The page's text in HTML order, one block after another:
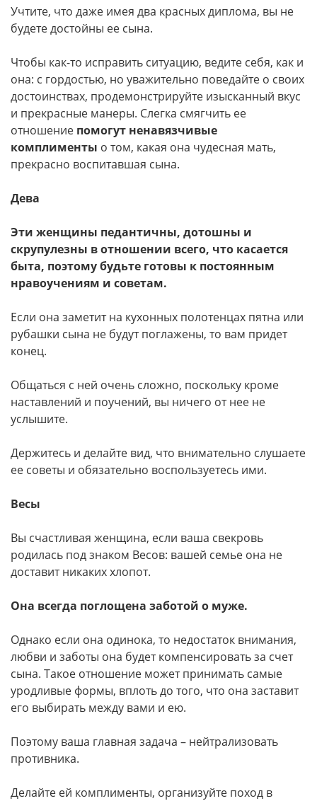
Учтите, что даже имея два красных диплома, вы не
будете достойны ее сына.
Чтобы как-то исправить ситуацию, ведите себя, как и
она: с гордостью, но уважительно поведайте о своих
достоинствах, продемонстрируйте изысканный вкус
и прекрасные манеры. Слегка смягчить ее
отношение помогут ненавязчивые
комплименты о том, какая она чудесная мать,
прекрасно воспитавшая сына.
Дева
Эти женщины педантичны, дотошны и
скрупулезны в отношении всего, что касается
быта, поэтому будьте готовы к постоянным
нравоучениям и советам.
Если она заметит на кухонных полотенцах пятна или
рубашки сына не будут поглажены, то вам придет
конец.
Общаться с ней очень сложно, поскольку кроме
наставлений и поучений, вы ничего от нее не
услышите.
Держитесь и делайте вид, что внимательно слушаете
ее советы и обязательно воспользуетесь ими.
Весы
Вы счастливая женщина, если ваша свекровь
родилась под знаком Весов: вашей семье она не
доставит никаких хлопот.
Она всегда поглощена заботой о муже.
Однако если она одинока, то недостаток внимания,
любви и заботы она будет компенсировать за счет
сына. Такое отношение может принимать самые
уродливые формы, вплоть до того, что она заставит
его выбирать между вами и ею.
Поэтому ваша главная задача – нейтрализовать
противника.
Делайте ей комплименты, организуйте поход в